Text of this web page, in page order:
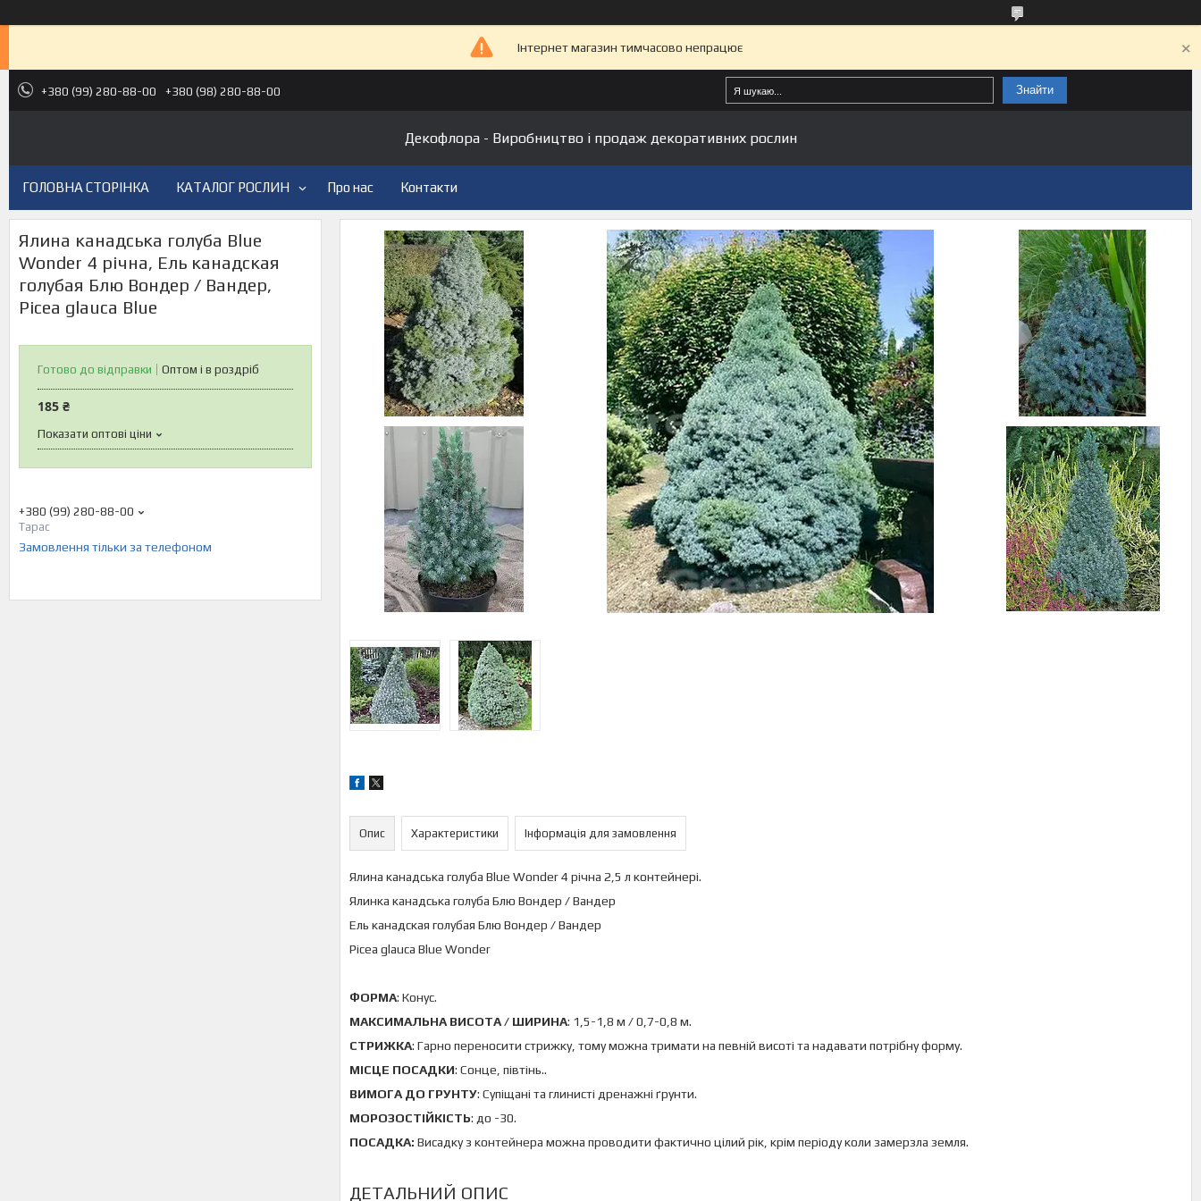
Інтернет магазин тимчасово непрацює
+380 (99) 280-88-00 +380 (98) 280-88-00 Знайти
Декофлора - Виробництво і продаж декоративних рослин
ГОЛОВНА СТОРІНКА КАТАЛОГ РОСЛИН Про нас Контакти
Ялина канадська голуба Blue
Wonder 4 річна, Ель канадская
голубая Блю Вондер / Вандер,
Picea glauca Blue
Готово до відправки Оптом і в роздріб
185 ₴
Показати оптові ціни
+380 (99) 280-88-00
Тарас
Замовлення тільки за телефоном
Опис Характеристики Інформація для замовлення
Ялина канадська голуба Blue Wonder 4 річна 2,5 л контейнері.
Ялинка канадська голуба Блю Вондер / Вандер
Ель канадская голубая Блю Вондер / Вандер
Picea glauca Blue Wonder
ФОРМА: Конус.
МАКСИМАЛЬНА ВИСОТА / ШИРИНА: 1,5-1,8 м / 0,7-0,8 м.
СТРИЖКА: Гарно переносити стрижку, тому можна тримати на певній висоті та надавати потрібну форму.
МІСЦЕ ПОСАДКИ: Сонце, півтінь..
ВИМОГА ДО ГРУНТУ: Супіщані та глинисті дренажні ґрунти.
МОРОЗОСТІЙКІСТЬ: до -30.
ПОСАДКА: Висадку з контейнера можна проводити фактично цілий рік, крім періоду коли замерзла земля.
ДЕТАЛЬНИЙ ОПИС